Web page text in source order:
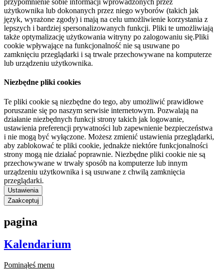
przypomnienie sobie informacji wprowadzonych przez
użytkownika lub dokonanych przez niego wyborów (takich jak
język, wyrażone zgody) i mają na celu umożliwienie korzystania z
lepszych i bardziej spersonalizowanych funkcji. Pliki te umożliwiają
także optymalizację użytkowania witryny po zalogowaniu się.Pliki
cookie wpływające na funkcjonalność nie są usuwane po
zamknięciu przeglądarki i są trwale przechowywane na komputerze
lub urządzeniu użytkownika.
Niezbędne pliki cookies
Te pliki cookie są niezbędne do tego, aby umożliwić prawidłowe
poruszanie się po naszym serwisie internetowym. Pozwalają na
działanie niezbędnych funkcji strony takich jak logowanie,
ustawienia preferencji prywatności lub zapewnienie bezpieczeństwa
i nie mogą być wyłączone. Możesz zmienić ustawienia przeglądarki,
aby zablokować te pliki cookie, jednakże niektóre funkcjonalności
strony mogą nie działać poprawnie. Niezbędne pliki cookie nie są
przechowywane w trwały sposób na komputerze lub innym
urządzeniu użytkownika i są usuwane z chwilą zamknięcia
przeglądarki.
Ustawienia
Zaakceptuj
pagina
Kalendarium
Pominąłeś menu